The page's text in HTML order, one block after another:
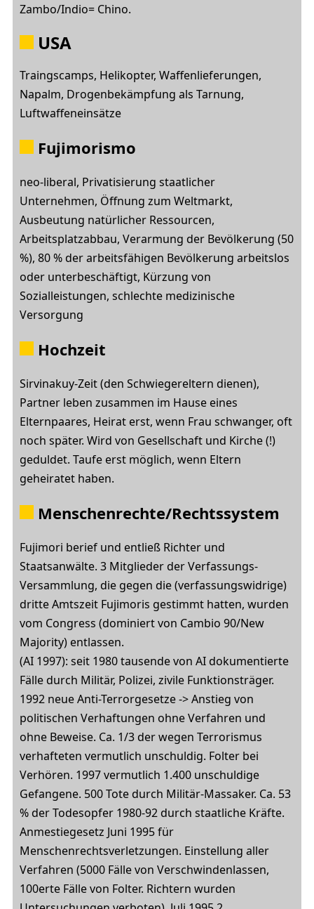
Zambo/Indio= Chino.
USA
Traingscamps, Helikopter, Waffenlieferungen,
Napalm, Drogenbekämpfung als Tarnung,
Luftwaffeneinsätze
Fujimorismo
neo-liberal, Privatisierung staatlicher
Unternehmen, Öffnung zum Weltmarkt,
Ausbeutung natürlicher Ressourcen,
Arbeitsplatzabbau, Verarmung der Bevölkerung (50
%), 80 % der arbeitsfähigen Bevölkerung arbeitslos
oder unterbeschäftigt, Kürzung von
Sozialleistungen, schlechte medizinische
Versorgung
Hochzeit
Sirvinakuy-Zeit (den Schwiegereltern dienen),
Partner leben zusammen im Hause eines
Elternpaares, Heirat erst, wenn Frau schwanger, oft
noch später. Wird von Gesellschaft und Kirche (!)
geduldet. Taufe erst möglich, wenn Eltern
geheiratet haben.
Menschenrechte/Rechtssystem
Fujimori berief und entließ Richter und
Staatsanwälte. 3 Mitglieder der Verfassungs-
Versammlung, die gegen die (verfassungswidrige)
dritte Amtszeit Fujimoris gestimmt hatten, wurden
vom Congress (dominiert von Cambio 90/New
Majority) entlassen.
(AI 1997): seit 1980 tausende von AI dokumentierte
Fälle durch Militär, Polizei, zivile Funktionsträger.
1992 neue Anti-Terrorgesetze -> Anstieg von
politischen Verhaftungen ohne Verfahren und
ohne Beweise. Ca. 1/3 der wegen Terrorismus
verhafteten vermutlich unschuldig. Folter bei
Verhören. 1997 vermutlich 1.400 unschuldige
Gefangene. 500 Tote durch Militär-Massaker. Ca. 53
% der Todesopfer 1980-92 durch staatliche Kräfte.
Anmestiegesetz Juni 1995 für
Menschenrechtsverletzungen. Einstellung aller
Verfahren (5000 Fälle von Verschwindenlassen,
100erte Fälle von Folter. Richtern wurden